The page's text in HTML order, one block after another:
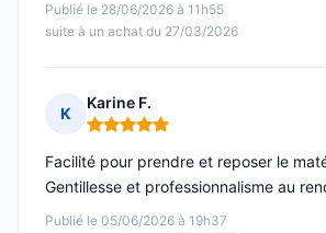
Publié le 28/06/2026 à 11h55
suite à un achat du 27/03/2026
K
Karine F.
Note : 5 sur 5
Publié le 05/06/2026 à 19h37
Facilité pour prendre et reposer le
Gentillesse et professionnalisme au